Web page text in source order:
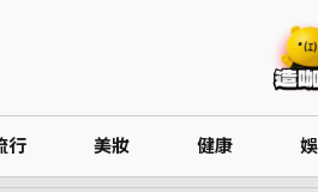
行 美妝 健康